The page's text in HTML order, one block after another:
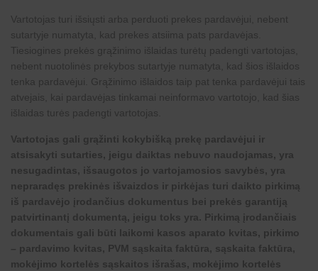
Vartotojas turi išsiųsti arba perduoti prekes pardavėjui, nebent
sutartyje numatyta, kad prekes atsiima pats pardavėjas.
Tiesiogines prekės grąžinimo išlaidas turėtų padengti vartotojas,
nebent nuotolinės prekybos sutartyje numatyta, kad šios išlaidos
tenka pardavėjui. Grąžinimo išlaidos taip pat tenka pardavėjui tais
atvejais, kai pardavėjas tinkamai neinformavo vartotojo, kad šias
išlaidas turės padengti vartotojas.
Vartotojas gali grąžinti kokybišką prekę pardavėjui ir
atsisakyti sutarties, jeigu daiktas nebuvo naudojamas, yra
nesugadintas, išsaugotos jo vartojamosios savybės, yra
nepraradęs prekinės išvaizdos ir pirkėjas turi daikto pirkimą
iš pardavėjo įrodančius dokumentus bei prekės garantiją
patvirtinantį dokumentą, jeigu toks yra. Pirkimą įrodančiais
dokumentais gali būti laikomi kasos aparato kvitas, pirkimo
– pardavimo kvitas, PVM sąskaita faktūra, sąskaita faktūra,
mokėjimo kortelės sąskaitos išrašas, mokėjimo kortelės